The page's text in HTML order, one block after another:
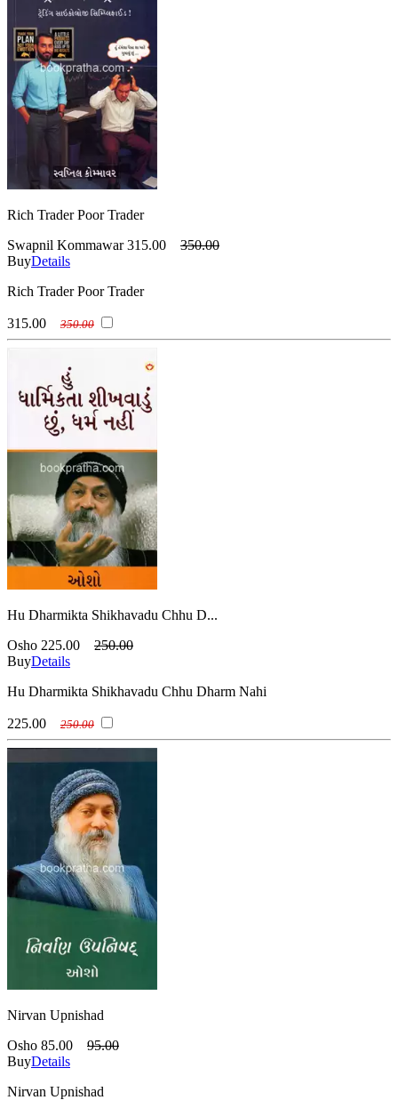
Rich Trader Poor Trader
Swapnil Kommawar 315.00
350.00
BuyDetails
Rich Trader Poor Trader
315.00 350.00
Hu Dharmikta Shikhavadu Chhu D...
Osho 225.00
250.00
BuyDetails
Hu Dharmikta Shikhavadu Chhu Dharm Nahi
225.00 250.00
Nirvan Upnishad
Osho 85.00
95.00
BuyDetails
Nirvan Upnishad